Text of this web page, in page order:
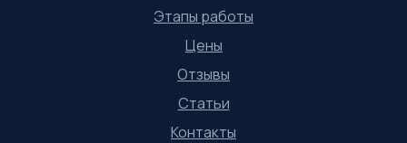
Отзывы
Контакты
Цены
Статьи
Этапы работы